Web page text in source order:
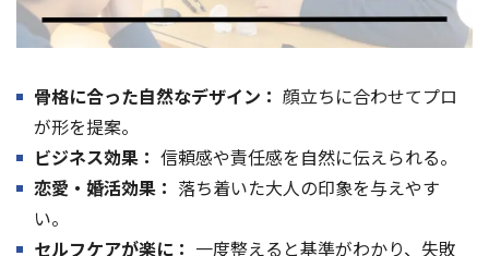
骨格に合った自然なデザイン： 顔立ちに合わせてプロ
が形を提案。
ビジネス効果： 信頼感や責任感を自然に伝えられる。
恋愛・婚活効果： 落ち着いた大人の印象を与えやす
い。
セルフケアが楽に： 一度整えると基準がわかり、失敗